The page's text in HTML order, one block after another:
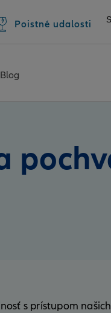
Poistné udalosti
s prístupom